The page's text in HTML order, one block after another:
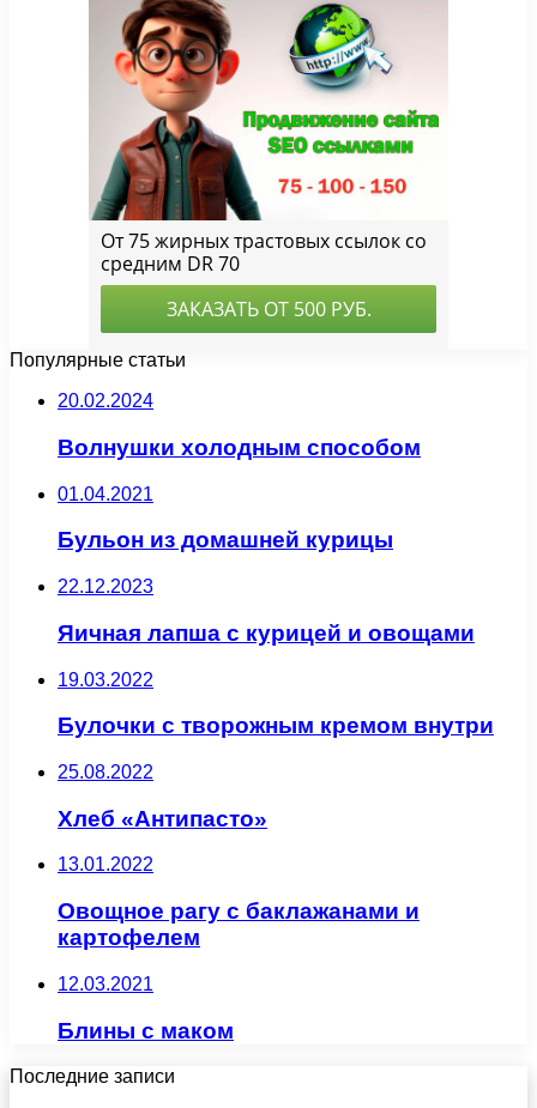
Популярные статьи
20.02.2024
Волнушки холодным способом
01.04.2021
Бульон из домашней курицы
22.12.2023
Яичная лапша с курицей и овощами
19.03.2022
Булочки с творожным кремом внутри
25.08.2022
Хлеб «Антипасто»
13.01.2022
Овощное рагу с баклажанами и
картофелем
12.03.2021
Блины с маком
Последние записи